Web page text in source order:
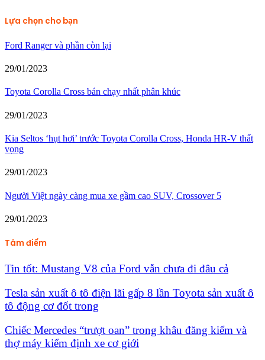
Lựa chọn cho bạn
Ford Ranger và phần còn lại
29/01/2023
Toyota Corolla Cross bán chạy nhất phân khúc
29/01/2023
Kia Seltos ‘hụt hơi’ trước Toyota Corolla Cross, Honda HR-V thất
vọng
29/01/2023
Người Việt ngày càng mua xe gầm cao SUV, Crossover 5
29/01/2023
Tâm điểm
Tin tốt: Mustang V8 của Ford vẫn chưa đi đâu cả
Tesla sản xuất ô tô điện lãi gấp 8 lần Toyota sản xuất ô
tô động cơ đốt trong
Chiếc Mercedes “trượt oan” trong khâu đăng kiểm và
thợ máy kiểm định xe cơ giới